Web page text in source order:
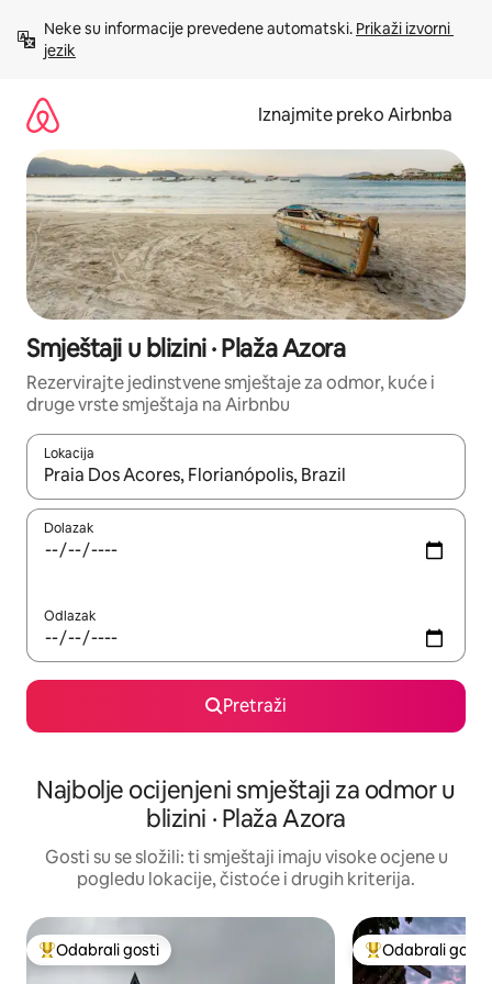
sadržaj
Neke su informacije prevedene automatski. Prikaži izvorni
jezik
Iznajmite preko Airbnba
Smještaji u blizini · Plaža Azora
Rezervirajte jedinstvene smještaje za odmor, kuće i
druge vrste smještaja na Airbnbu
Lokacija
Kada budu dostupni rezultati, moći ćete ih pregledati
Dolazak
Odlazak
Pretraži
Najbolje ocijenjeni smještaji za odmor u
blizini · Plaža Azora
Gosti su se složili: ti smještaji imaju visoke ocjene u
pogledu lokacije, čistoće i drugih kriterija.
Među najviše rangiranima s oznakom „Odabrali gosti”
Odabrali gosti Među najviše
Odabrali gosti